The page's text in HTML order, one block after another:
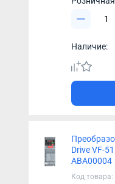
Наличие:
Drive VF-
ABA00004
Код товара: